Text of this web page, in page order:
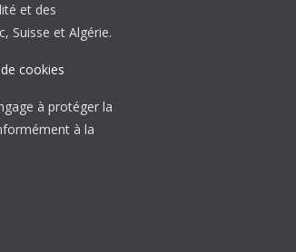
et des
Suisse et Algérie.
cookies
à protéger la
à la